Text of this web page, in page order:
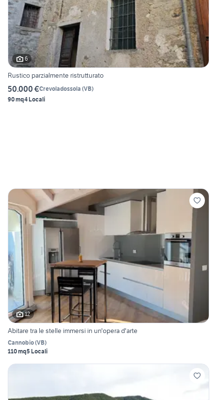
6
Rustico parzialmente ristrutturato
50.000 €Crevoladossola (VB)
90 mq4 Locali
12
Abitare tra le stelle immersi in un'opera d'arte
Cannobio(VB)
110 mq5 Locali